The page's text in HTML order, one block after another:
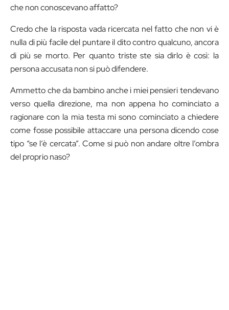
che non conoscevano affatto?
Credo che la risposta vada ricercata nel fatto che non vi è
nulla di più facile del puntare il dito contro qualcuno, ancora
di più se morto. Per quanto triste ste sia dirlo è così: la
persona accusata non si può difendere.
Ammetto che da bambino anche i miei pensieri tendevano
verso quella direzione, ma non appena ho cominciato a
ragionare con la mia testa mi sono cominciato a chiedere
come fosse possibile attaccare una persona dicendo cose
tipo “se l’è cercata”. Come si può non andare oltre l’ombra
del proprio naso?